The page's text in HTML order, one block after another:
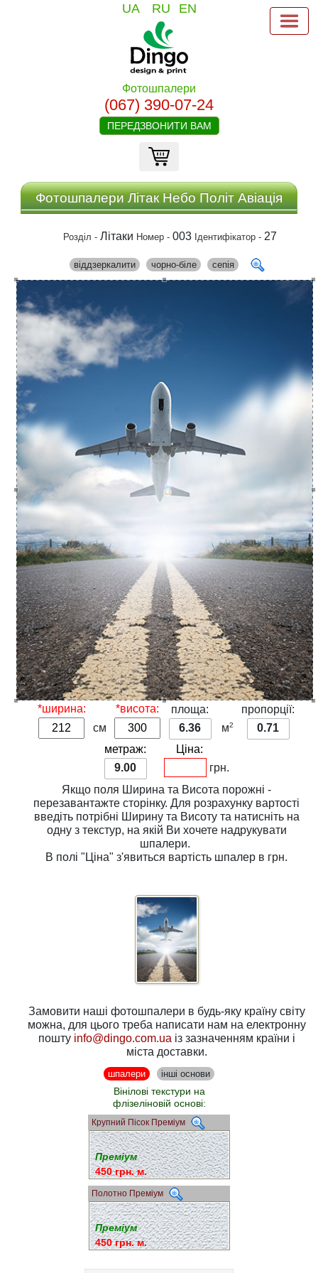
UA RU EN
Фотошпалери
(067) 390-07-24
ПЕРЕДЗВОНИТИ ВАМ
Фотошпалери Літак Небо Політ Авіація
Розділ -Літаки Номер -003 Ідентифікатор - 27
віддзеркалити чорно-біле сепія
*ширина:
см
*висота:
площа:
6.36
м2
пропорції:
0.71
метраж:
9.00
Ціна:
грн.
Якщо поля Ширина та Висота порожні -
перезавантажте сторінку. Для розрахунку вартості
введіть потрібні Ширинута Висотута натисніть на
одну з текстур, на якій Ви хочете надрукувати
шпалери.
В полі"Ціна" з'явиться вартість шпалер в грн.
Замовити наші фотошпалери в будь-яку країну світу
можна, для цього треба написати нам на електронну
пошту info@dingo.com.ua із зазначенням країни і
міста доставки.
шпалери інші основи
Вінілові текстури на
флізеліновій основі:
Крупний Пісок Преміум
Преміум
450 грн. м.
Полотно Преміум
Преміум
450 грн. м.